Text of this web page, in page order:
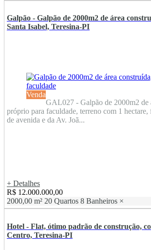
Galpão - Galpão de 2000m2 de área
Santa Isabel, Teresina-PI
Venda
GAL027 - Galpão de 2000m2 de
próprio para faculdade, terreno com 1
de avenida e da Av. Joã...
+ Detalhes
R$ 12.000.000,00
2000,00 m² 20 Quartos 8 Banheiros ×
Hotel - Flat, ótimo padrão de construção,
Centro, Teresina-PI